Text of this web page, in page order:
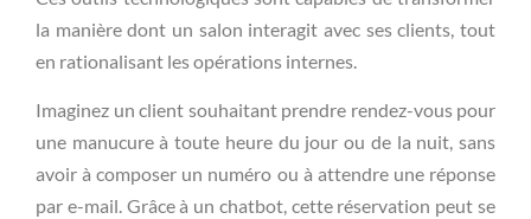
la manière dont un salon interagit avec ses clients, tout
en rationalisant les opérations internes.
Imaginez un client souhaitant prendre rendez-vous pour
une manucure à toute heure du jour ou de la nuit, sans
avoir à composer un numéro ou à attendre une réponse
par e-mail. Grâce à un chatbot, cette réservation peut se